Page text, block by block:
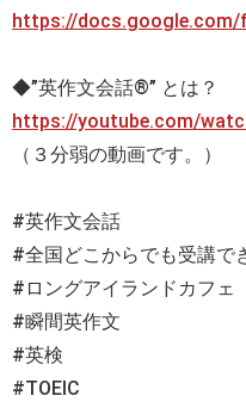
https://docs.google.com/
◆”英作文会話®” とは？
https://youtube.com/
（３分弱の動画です。）
#英作文会話
#全国どこからでも受講で
#ロングアイランドカフェ
#瞬間英作文
#英検
#TOEIC